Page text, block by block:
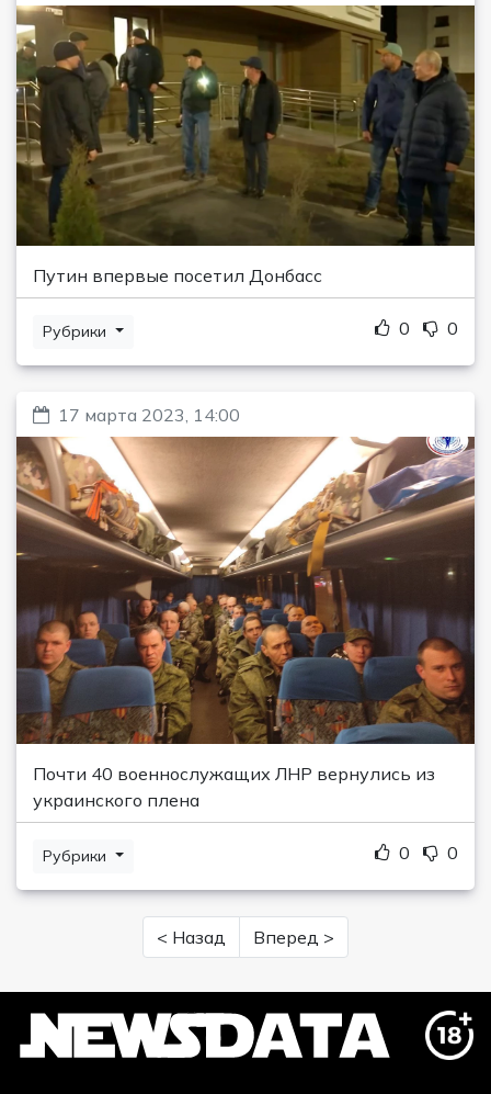
Путин впервые посетил Донбасс
Рубрики 0 0
17 марта 2023, 14:00
Почти 40 военнослужащих ЛНР вернулись из
украинского плена
Рубрики 0 0
< Назад Вперед >